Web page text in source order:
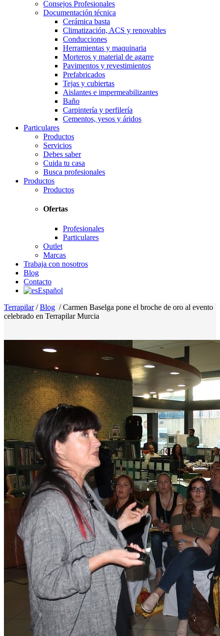
Consejos Profesionales
Documentación técnica
Cerámica basta
Climatización, ACS y renovables
Conducciones
Herramientas y maquinaria
Morteros y material de agarre
Pavimentos y revestimientos
Prefabricados
Tejas y cubiertas
Aislantes e impermeabilizantes
Baño
Carpintería y perfilería
Cementos, yesos y áridos
Particulares
Productos
Servicios
Debes saber
Cuida tu casa
Busca profesionales
Productos
Productos
Ofertas
Profesionales
Particulares
Outlet
Marcas
Trabaja con nosotros
Blog
Contacto
Español
Terrapilar/Blog /Carmen Baselga pone el broche de oro al evento
celebrado en Terrapilar Murcia